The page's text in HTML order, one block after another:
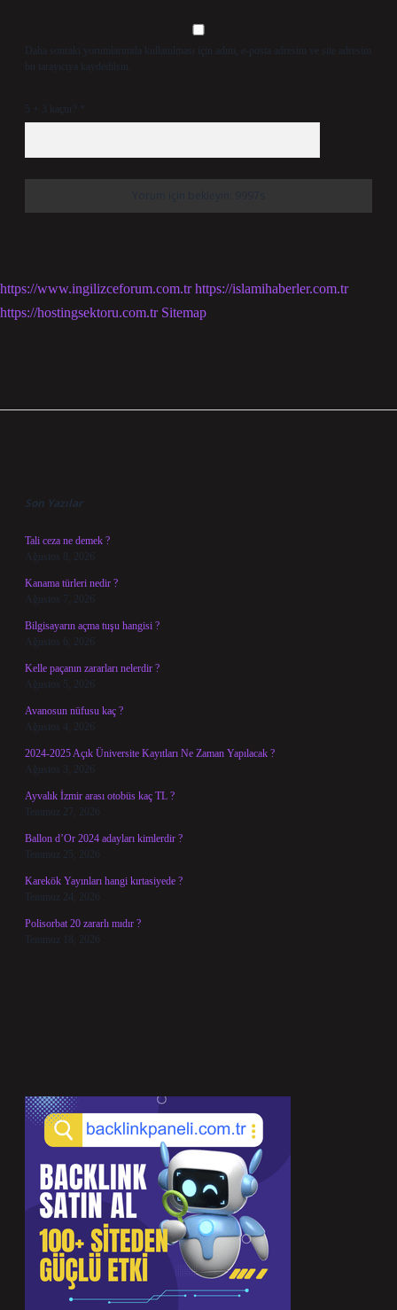
Daha sonraki yorumlarımda kullanılması için adım, e-posta adresim ve site adresim
bu tarayıcıya kaydedilsin.
5 + 3 kaçtır? *
https://www.ingilizceforum.com.tr https://islamihaberler.com.tr
https://hostingsektoru.com.tr Sitemap
Son Yazılar
Tali ceza ne demek ?
Ağustos 8, 2026
Kanama türleri nedir ?
Ağustos 7, 2026
Bilgisayarın açma tuşu hangisi ?
Ağustos 6, 2026
Kelle paçanın zararları nelerdir ?
Ağustos 5, 2026
Avanosun nüfusu kaç ?
Ağustos 4, 2026
2024-2025 Açık Üniversite Kayıtları Ne Zaman Yapılacak ?
Ağustos 3, 2026
Ayvalık İzmir arası otobüs kaç TL ?
Temmuz 27, 2026
Ballon d’Or 2024 adayları kimlerdir ?
Temmuz 25, 2026
Karekök Yayınları hangi kırtasiyede ?
Temmuz 24, 2026
Polisorbat 20 zararlı mıdır ?
Temmuz 18, 2026